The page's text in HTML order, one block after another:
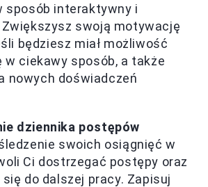
sposób interaktywny i
Zwiększysz swoją motywację
będziesz miał możliwość
w ciekawy sposób, a także
nowych doświadczeń
dziennika postępów
swoich osiągnięć w
Ci dostrzegać postępy oraz
do dalszej pracy. Zapisuj